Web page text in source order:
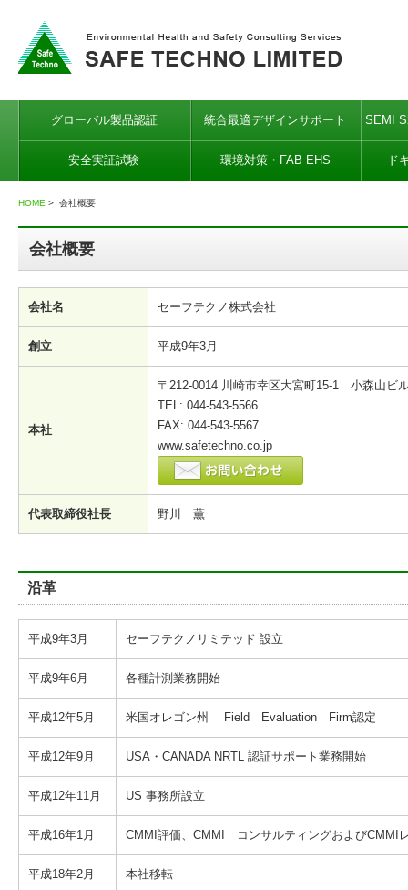
グローバル製品認証 統合最適デザインサポート SEMI
安全実証試験 環境対策・FAB EHS ド
HOME > 会社概要
会社概要
会社名 セーフテクノ株式会社
創立 平成9年3月
本社
〒212-0014 川崎市幸区大宮町15-1 小森山ビ
TEL: 044-543-5566
FAX: 044-543-5567
www.safetechno.co.jp
代表取締役社長 野川 薫
沿革
平成9年3月 セーフテクノリミテッド 設立
平成9年6月 各種計測業務開始
平成12年5月 米国オレゴン州 Field Evaluation Firm認定
平成12年9月 USA・CANADA NRTL 認証サポート業務開始
平成12年11月 US 事務所設立
平成16年1月 CMMI評価、CMMI コンサルティングおよびCMMI
平成18年2月 本社移転